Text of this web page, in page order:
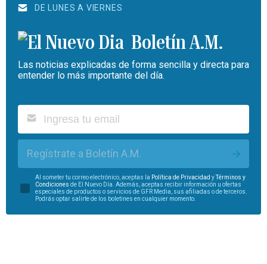
DE LUNES A VIERNES
Boletín A.M.
Las noticias explicadas de forma sencilla y directa para
entender lo más importante del día.
Regístrate a Boletín A.M.
Al someter tu correo electrónico, aceptas la Política de Privacidad yTérminos y
Condiciones de El Nuevo Día. Además, aceptas recibir información u ofertas
especiales de productos o servicios de GFR Media, sus afiliadas o de terceros.
Podrás optar salirte de los boletines en cualquier momento.